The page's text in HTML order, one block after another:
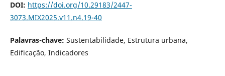
DOI: https://doi.org/10.29183/2447-
3073.MIX2025.v11.n4.19-40
Palavras-chave: Sustentabilidade, Estrutura urbana,
Edificação, Indicadores